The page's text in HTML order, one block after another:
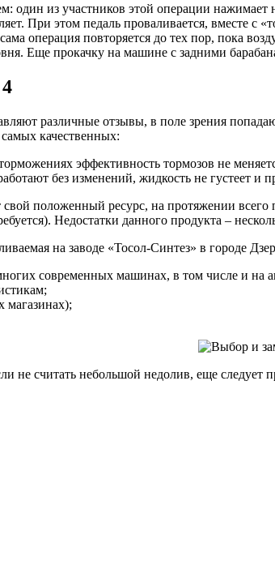
один из участников этой операции
При этом педаль проваливается, вместе с
операция повторяется до тех пор, пока
Еще прокачку на машине с задними
различные отзывы, в поле зрения
качественных:
эффективность тормозов не
без изменений, жидкость не густеет и
положенный ресурс, на протяжении
Недостатки данного продукта –
на заводе «Тосол-Синтез» в городе
современных машинах, в том числе и на
магазинах);
не считать небольшой недолив, еще следует